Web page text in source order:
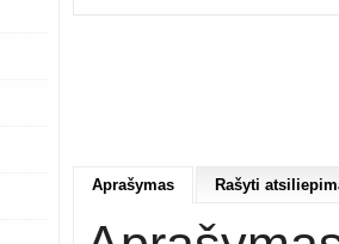
Aprašymas Rašyti